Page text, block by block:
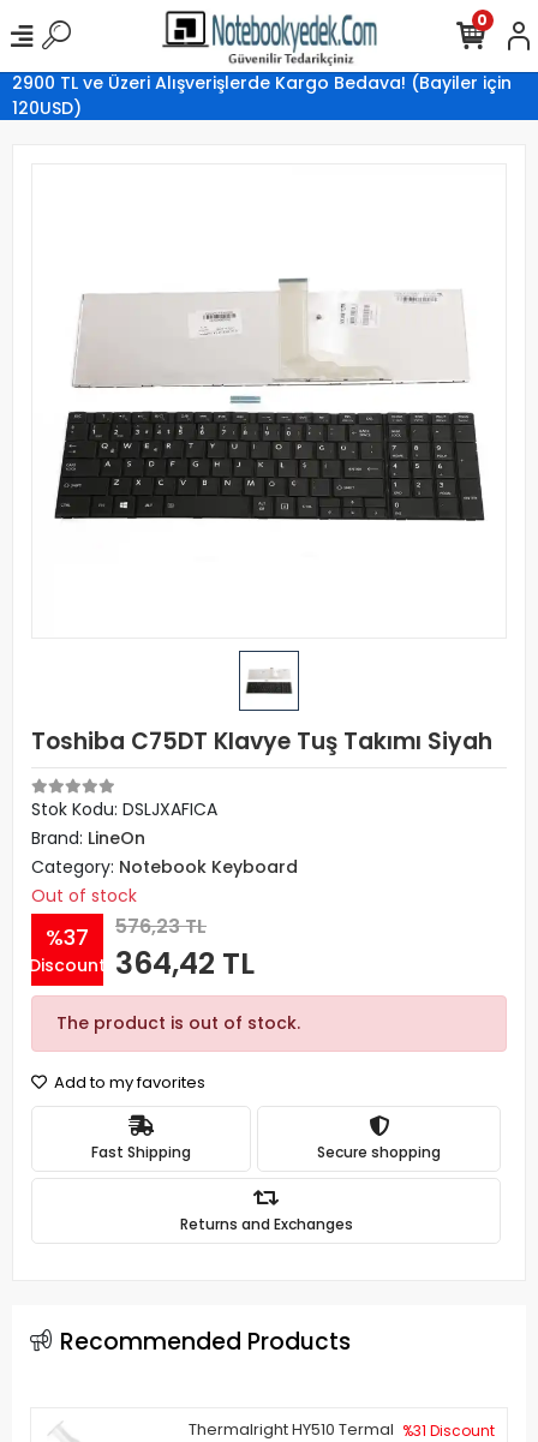
2900 TL ve Üzeri Alışverişlerde Kargo Bedava! (Bayiler için
120USD)
0
Toshiba C75DT Klavye Tuş Takımı Siyah
Stok Kodu: DSLJXAFICA
Brand: LineOn
Category: Notebook Keyboard
Out of stock
%37
Discount
576,23 TL
364,42 TL
The product is out of stock.
Add to my favorites
Fast Shipping Secure shopping
Returns and Exchanges
Recommended Products
Thermalright HY510 Termal %31 Discount